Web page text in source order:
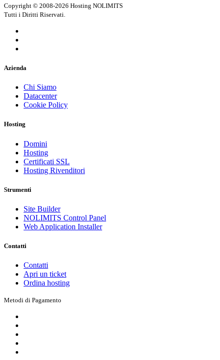
Copyright © 2008-2026 Hosting NOLIMITS
Tutti i Diritti Riservati.
Azienda
Chi Siamo
Datacenter
Cookie Policy
Hosting
Domini
Hosting
Certificati SSL
Hosting Rivenditori
Strumenti
Site Builder
NOLIMITS Control Panel
Web Application Installer
Contatti
Contatti
Apri un ticket
Ordina hosting
Metodi di Pagamento